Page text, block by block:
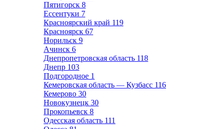
Пятигорск 8
Ессентуки 7
Красноярский край 119
Красноярск 67
Норильск 9
Ачинск 6
Днепропетровская область 118
Днепр 103
Подгородное 1
Кемеровская область — Кузбасс 116
Кемерово 30
Новокузнецк 30
Прокопьевск 8
Одесская область 111